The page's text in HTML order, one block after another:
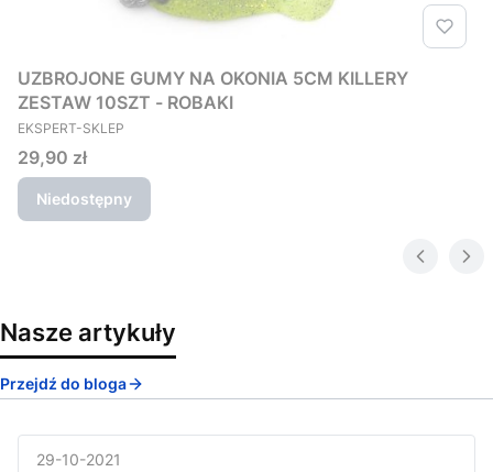
UZBROJONE GUMY NA OKONIA 5CM KILLERY
ZESTAW 10SZT - ROBAKI
PRODUCENT
EKSPERT-SKLEP
Cena
29,90 zł
Niedostępny
Nasze artykuły
Przejdź do bloga
29-10-2021